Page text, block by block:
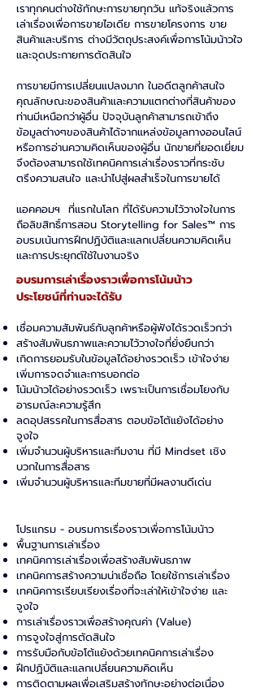
เราทุกคนต่างใช้ทักษะการขายทุกวัน แท้จริงแล้วการ
เล่าเรื่องเพื่อการขายไอเดีย การขายโครงการ ขาย
สินค้าและบริการ ต่างมีวัตถุประสงค์เพื่อการโน้มน้าวใจ
และจุดประกายการตัดสินใจ
การขายมีการเปลี่ยนแปลงมาก ในอดีตลูกค้าสนใจ
คุณลักษณะของสินค้าและความแตกต่างที่สินค้าของ
ท่านมีเหนือกว่าผู้อื่น ปัจจุบันลูกค้าสามารถเข้าถึง
ข้อมูลต่างๆของสินค้าได้จากแหล่งข้อมูลทางออนไลน์
หรือการอ่านความคิดเห็นของผู้อื่น นักขายที่ยอดเยี่ยม
จึงต้องสามารถใช้เทคนิคการเล่าเรื่องราวที่กระชับ
ตรึงความสนใจ และนำไปสู่ผลสำเร็จในการขายได้
แอคคอมฯ ที่แรกในโลก ที่ได้รับความไว้วางใจในการ
ถือลิขสิทธิ์การสอน Storytelling for Sales™ การ
อบรมเน้นการฝึกปฏิบัติและแลกเปลี่ยนความคิดเห็น
และการประยุกต์ใช้ในงานจริง
อบรมการเล่าเรื่องราวเพื่อการโน้มน้าว
ประโยชน์ที่ท่านจะได้รับ
เชื่อมความสัมพันธ์กับลูกค้าหรือผู้ฟังได้รวดเร็วกว่า
สร้างสัมพันธภาพและความไว้วางใจที่ยั่งยืนกว่า
เกิดการยอมรับในข้อมูลได้อย่างรวดเร็ว เข้าใจง่าย
เพิ่มการจดจำและการบอกต่อ
โน้มน้าวได้อย่างรวดเร็ว เพราะเป็นการเชื่อมโยงกับ
อารมณ์ละความรู้สึก
ลดอุปสรรคในการสื่อสาร ตอบข้อโต้แย้งได้อย่าง
จูงใจ
เพิ่มจำนวนผู้บริหารและทีมงาน ที่มี Mindset เชิง
บวกในการสื่อสาร
เพิ่มจำนวนผู้บริหารและทีมขายที่มีผลงานดีเด่น
โปรแกรม - อบรมการเรื่องราวเพื่อการโน้มน้าว
พื้นฐานการเล่าเรื่อง
เทคนิคการเล่าเรื่องเพื่อสร้างสัมพันธภาพ
เทคนิคการสร้างความน่าเชื่อถือ โดยใช้การเล่าเรื่อง
เทคนิคการเรียบเรียงเรื่องที่จะเล่าให้เข้าใจง่าย และ
จูงใจ
การเล่าเรื่องราวเพื่อสร้างคุณค่า (Value)
การจูงใจสู่การตัดสินใจ
การรับมือกับข้อโต้แย้งด้วยเทคนิคการเล่าเรื่อง
ฝึกปฏิบัติและแลกเปลี่ยนความคิดเห็น
การติดตามผลเพื่อเสริมสร้างทักษะอย่างต่อเนื่อง